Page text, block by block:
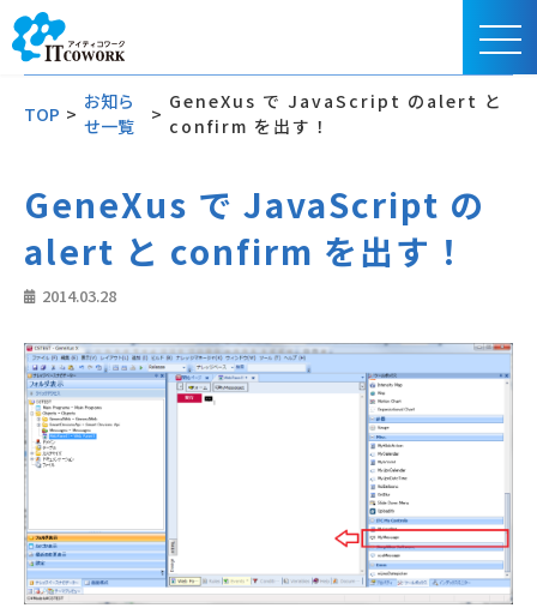
TOP >
お知ら
せ一覧
>
GeneXus で JavaScript のalert と
confirm を出す！
GeneXus で JavaScript の
alert と confirm を出す！
2014.03.28